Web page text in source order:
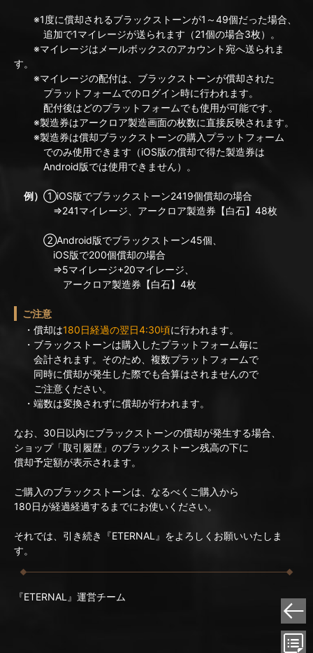
※1度に償却されるブラックストーンが1～49個だった場合、
追加で1マイレージが送られます（21個の場合3枚）。
※マイレージはメールボックスのアカウント宛へ送られま
す。
※マイレージの配付は、ブラックストーンが償却された
プラットフォームでのログイン時に行われます。
配付後はどのプラットフォームでも使用が可能です。
※製造券はアークロア製造画面の枚数に直接反映されます。
※製造券は償却ブラックストーンの購入プラットフォーム
でのみ使用できます（iOS版の償却で得た製造券は
Android版では使用できません）。
例） ①iOS版でブラックストーン2419個償却の場合
⇒241マイレージ、アークロア製造券【白石】48枚
②Android版でブラックストーン45個、
iOS版で200個償却の場合
⇒5マイレージ+20マイレージ、
アークロア製造券【白石】4枚
ご注意
・償却は180日経過の翌日4:30頃に行われます。
・ブラックストーンは購入したプラットフォーム毎に
会計されます。そのため、複数プラットフォームで
同時に償却が発生した際でも合算はされませんので
ご注意ください。
・端数は変換されずに償却が行われます。
なお、30日以内にブラックストーンの償却が発生する場合、
ショップ「取引履歴」のブラックストーン残高の下に
償却予定額が表示されます。
ご購入のブラックストーンは、なるべくご購入から
180日が経過経過するまでにお使いください。
それでは、引き続き『ETERNAL』をよろしくお願いいたしま
す。
『ETERNAL』運営チーム